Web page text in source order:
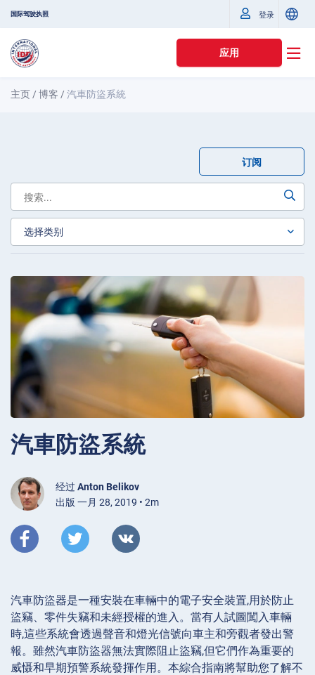
国际驾驶执照 登录
应用
主页 /博客 /汽車防盜系統
订阅
汽車防盜系統
经过 Anton Belikov
出版 一月 28, 2019 • 2m
汽車防盜器是一種安裝在車輛中的電子安全裝置,用於防止
盜竊、零件失竊和未經授權的進入。當有人試圖闖入車輛
時,這些系統會透過聲音和燈光信號向車主和旁觀者發出警
報。雖然汽車防盜器無法實際阻止盜竊,但它們作為重要的
威慑和早期預警系統發揮作用。本綜合指南將幫助您了解不